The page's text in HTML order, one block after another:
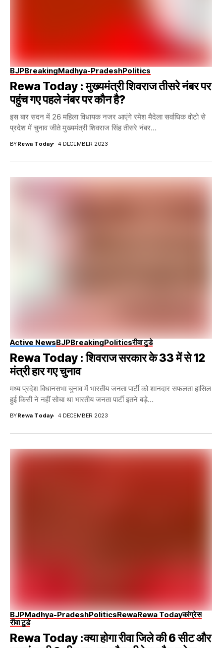
BJPBreakingMadhya-PradeshPolitics
Rewa Today : मुख्यमंत्री शिवराज तीसरे नंबर पर
पहुंच गए पहले नंबर पर कौन है?
इस बार सदन में 26 महिला विधायक नजर आएंगे रमेश मैदेला सर्वाधिक वोटो से
प्रदेश में चुनाव जीते मुख्यमंत्री शिवराज सिंह तीसरे नंबर...
BYRewa Today 4 DECEMBER 2023
Active NewsBJPBreakingPoliticsरीवा टुडे
Rewa Today : शिवराज सरकार के 33 में से 12
मंत्री हार गए चुनाव
मध्य प्रदेश विधानसभा चुनाव में भारतीय जनता पार्टी को शानदार सफलता हासिल
हुई किसी ने नहीं सोचा था भारतीय जनता पार्टी इतने बड़े...
BYRewa Today 4 DECEMBER 2023
BJPMadhya-PradeshPoliticsRewaRewa Todayकांग्रेस
रीवा टुडे
Rewa Today :क्या होगा रीवा जिले की 6 सीट और